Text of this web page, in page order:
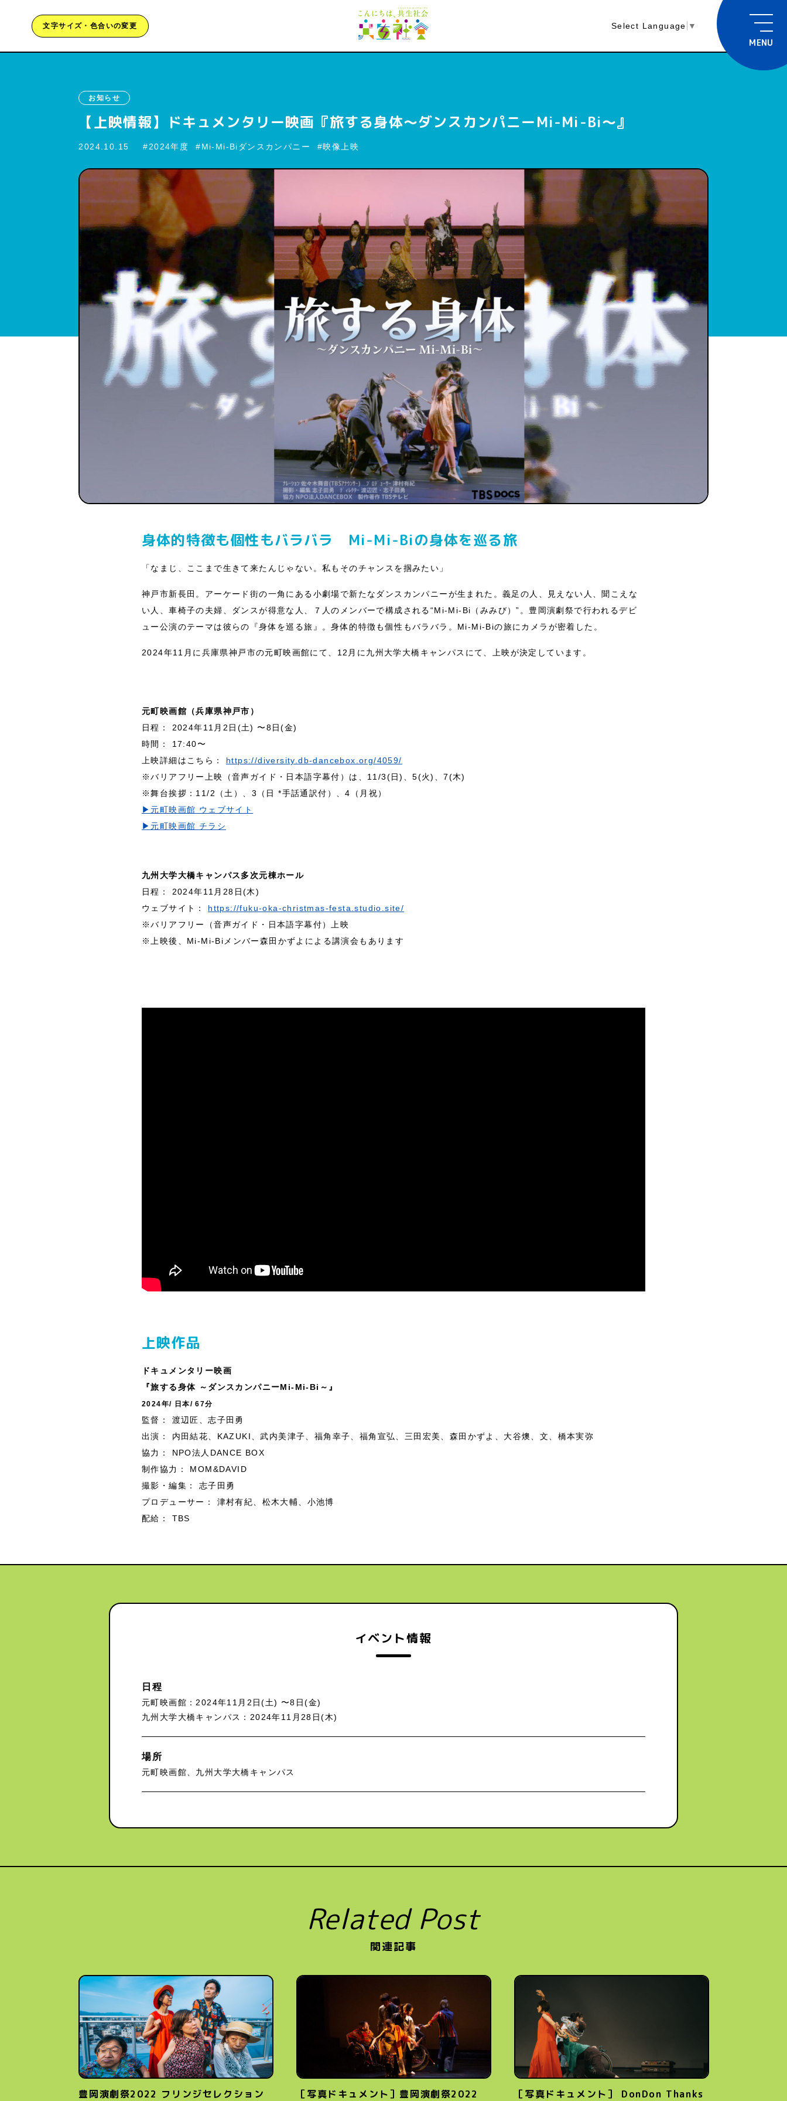
文字サイズ・色合いの変更 Select Language ▼
MENU
お知らせ
【上映情報】ドキュメンタリー映画『旅する身体～ダンスカンパニーMi-Mi-Bi～』
2024.10.15 2024年度 Mi-Mi-Biダンスカンパニー 映像上映
身体的特徴も個性もバラバラ Mi-Mi-Biの身体を巡る旅
「なまじ、ここまで生きて来たんじゃない。私もそのチャンスを掴みたい」
神戸市新長田。アーケード街の一角にある小劇場で新たなダンスカンパニーが生まれた。義足の人、見えない人、聞こえな
い人、車椅子の夫婦、ダンスが得意な人、７人のメンバーで構成される“Mi-Mi-Bi（みみび）”。豊岡演劇祭で行われるデビ
ュー公演のテーマは彼らの『身体を巡る旅』。身体的特徴も個性もバラバラ。Mi-Mi-Biの旅にカメラが密着した。
2024年11月に兵庫県神戸市の元町映画館にて、12月に九州大学大橋キャンパスにて、上映が決定しています。
元町映画館（兵庫県神戸市）
日程： 2024年11月2日(土) 〜8日(金)
時間： 17:40〜
上映詳細はこちら： https://diversity.db-dancebox.org/4059/
※バリアフリー上映（音声ガイド・日本語字幕付）は、11/3(日)、5(火)、7(木)
※舞台挨拶：11/2（土）、3（日 *手話通訳付）、4（月祝）
▶︎元町映画館 ウェブサイト
▶︎元町映画館 チラシ
九州大学大橋キャンパス多次元棟ホール
日程： 2024年11月28日(木)
ウェブサイト： https://fuku-oka-christmas-festa.studio.site/
※バリアフリー（音声ガイド・日本語字幕付）上映
※上映後、Mi-Mi-Biメンバー森田かずよによる講演会もあります
上映作品
ドキュメンタリー映画
『旅する身体 ～ダンスカンパニーMi-Mi-Bi～』
2024年/ 日本/ 67分
監督： 渡辺匠、志子田勇
出演： 内田結花、KAZUKI、武内美津子、福角幸子、福角宣弘、三田宏美、森田かずよ、大谷燠、文、橋本実弥
協力： NPO法人DANCE BOX
制作協力： MOM&DAVID
撮影・編集： 志子田勇
プロデューサー： 津村有紀、松木大輔、小池博
配給： TBS
イベント情報
日程
元町映画館：2024年11月2日(土) 〜8日(金)
九州大学大橋キャンパス：2024年11月28日(木)
場所
元町映画館、九州大学大橋キャンパス
Related Post
関連記事
豊岡演劇祭2022 フリンジセレクション
［写真ドキュメント］豊岡演劇祭2022
［写真ドキュメント］ DonDon Thanks